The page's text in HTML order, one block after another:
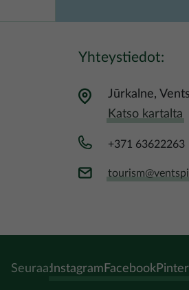
Yhteystiedot:
Jūrkalne,
Katso kartalta
+371 63622263
Seuraa:Instagram Facebook